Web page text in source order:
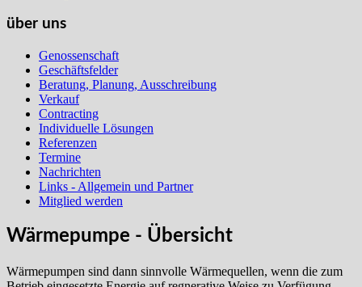
über uns
Genossenschaft
Geschäftsfelder
Beratung, Planung, Ausschreibung
Verkauf
Contracting
Individuelle Lösungen
Referenzen
Termine
Nachrichten
Links - Allgemein und Partner
Mitglied werden
Wärmepumpe - Übersicht
Wärmepumpen sind dann sinnvolle Wärmequellen, wenn die zum